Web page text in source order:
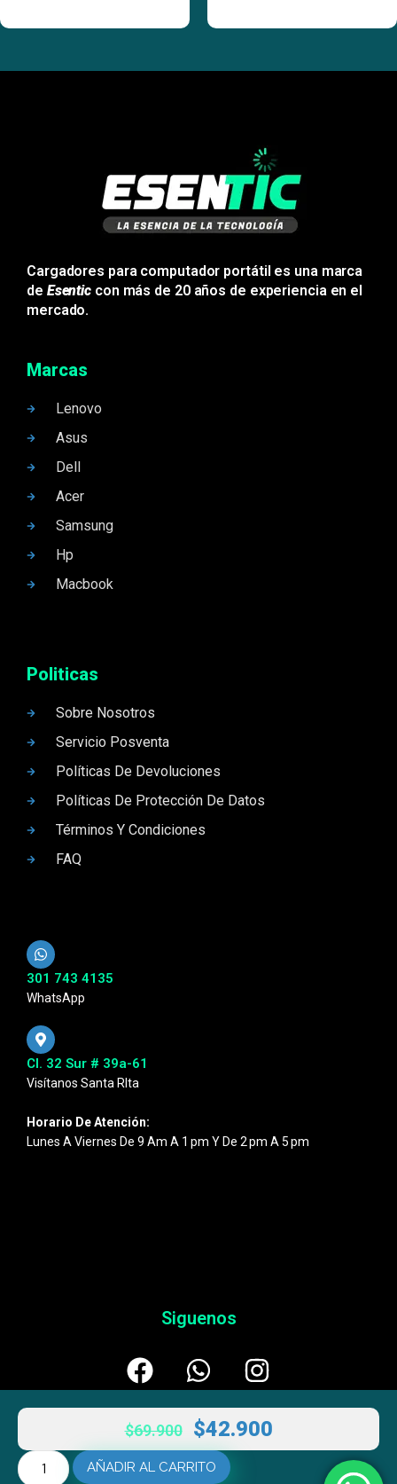
$69.900 $42.900
AÑADIR AL CARRITO
Cargadores para computador portátil es una marca
de Esentic con más de 20 años de experiencia en el
mercado.
Marcas
Lenovo
Asus
Dell
Acer
Samsung
Hp
Macbook
Politicas
Sobre Nosotros
Servicio Posventa
Políticas De Devoluciones
Políticas De Protección De Datos
Términos Y Condiciones
FAQ
301 743 4135
WhatsApp
Cl. 32 Sur # 39a-61
Visítanos Santa RIta
Horario De Atención:
Lunes A Viernes De 9 Am A 1 Pm Y De 2 Pm A 5 Pm
Siguenos